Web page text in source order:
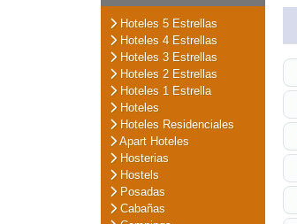
Hoteles 5 Estrellas
Hoteles 4 Estrellas
Hoteles 3 Estrellas
Hoteles 2 Estrellas
Hoteles 1 Estrella
Hoteles
Hoteles Residenciales
Apart Hoteles
Hosterias
Hostels
Posadas
Cabañas